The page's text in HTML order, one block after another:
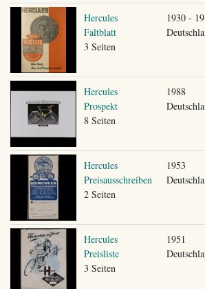
Hercules
Faltblatt
3 Seiten
1930 -
Hercules
Prospekt
8 Seiten
1988
Hercules
Preisausschreiben
2 Seiten
1953
Hercules
Preisliste
3 Seiten
1951